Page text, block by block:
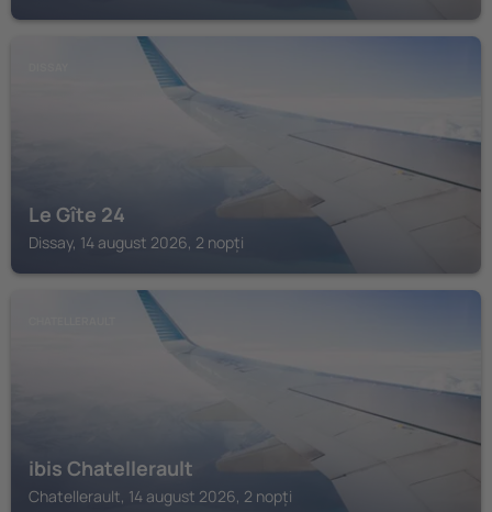
Le Gîte 24
Dissay, 14 august 2026, 2 nopți
ibis Chatellerault
Chatellerault, 14 august 2026, 2 nopți